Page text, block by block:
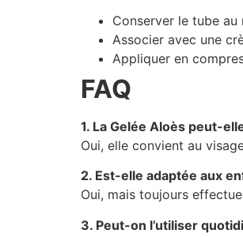
Conserver le tube
Associer avec une
Appliquer en
FAQ
1. La Gelée Aloès peut-
Oui, elle convient au
2. Est-elle adaptée aux
Oui, mais toujours
3. Peut-on l’utiliser